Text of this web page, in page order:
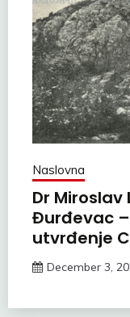
Naslovna
Dr Miroslav
Đurđevac
utvrđenje
December 3,